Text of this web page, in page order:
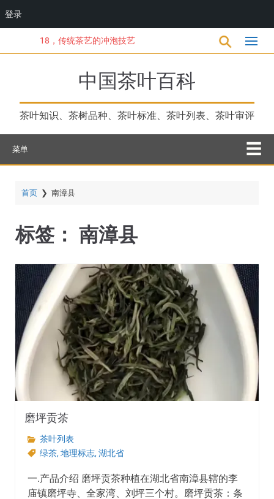
登录
到
18，传统茶艺的冲泡技艺
中国茶叶百科
茶叶知识、茶树品种、茶叶标准、茶叶列表、茶叶审评
菜单
首页 ❯ 南漳县
标签： 南漳县
磨坪贡茶
茶叶列表
绿茶, 地理标志, 湖北省
一.产品介绍 磨坪贡茶种植在湖北省南漳县辖的李
庙镇磨坪寺、全家湾、刘坪三个村。磨坪贡茶：条